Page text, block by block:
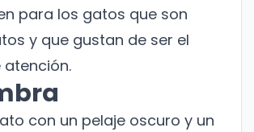
para los gatos que son
y que gustan de ser el
con un pelaje oscuro y un